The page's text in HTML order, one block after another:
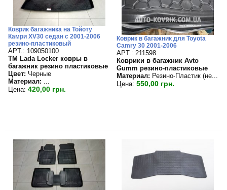
Коврик багажника на Тойоту
Камри XV30 седан с 2001-2006
резино-пластиковый
APT.: 109050100
TM Lada Locker ковры в
багажник резино пластиковые
Цвет: Черные
Материал: ...
Цена: 420,00 грн.
Коврик в багажник для Toyota
Camry 30 2001-2006
APT.: 211598
Коврики в багажник Avto
Gumm резино-пластиковые
Материал: Резино-Пластик (не...
Цена: 550,00 грн.